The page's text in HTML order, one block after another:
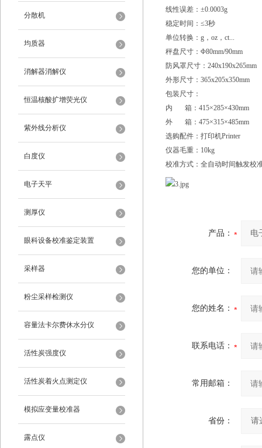
分散机
均质器
消解器消解仪
恒温核酸扩增荧光仪
紫外线分析仪
白度仪
电子天平
测厚仪
眼科设备校准鉴定装置
采样器
粉尘采样检测仪
容量法卡尔费休水分仪
活性炭强度仪
活性炭着火点测定仪
模拟应变量校准器
露点仪
线性误差：±0.0003g
稳定时间：≤3秒
单位转换：g，oz，ct...
秤盘尺寸：Φ80mm/90mm
防风罩尺寸：240x190x265mm
外形尺寸：365x205x350mm
包装尺寸：
内 箱：415×285×430mm
外 箱：475×315×485mm
选购配件：打印机Printer
仪器毛重：10kg
校准方式：全自动时间触发校
产品：
您的单位：
您的姓名：
联系电话：
常用邮箱：
省份：